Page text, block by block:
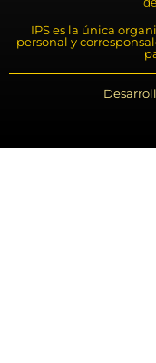
IPS es la única
personal y